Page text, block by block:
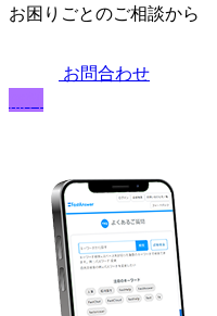
お困りごとのご相談から
お問合わせ